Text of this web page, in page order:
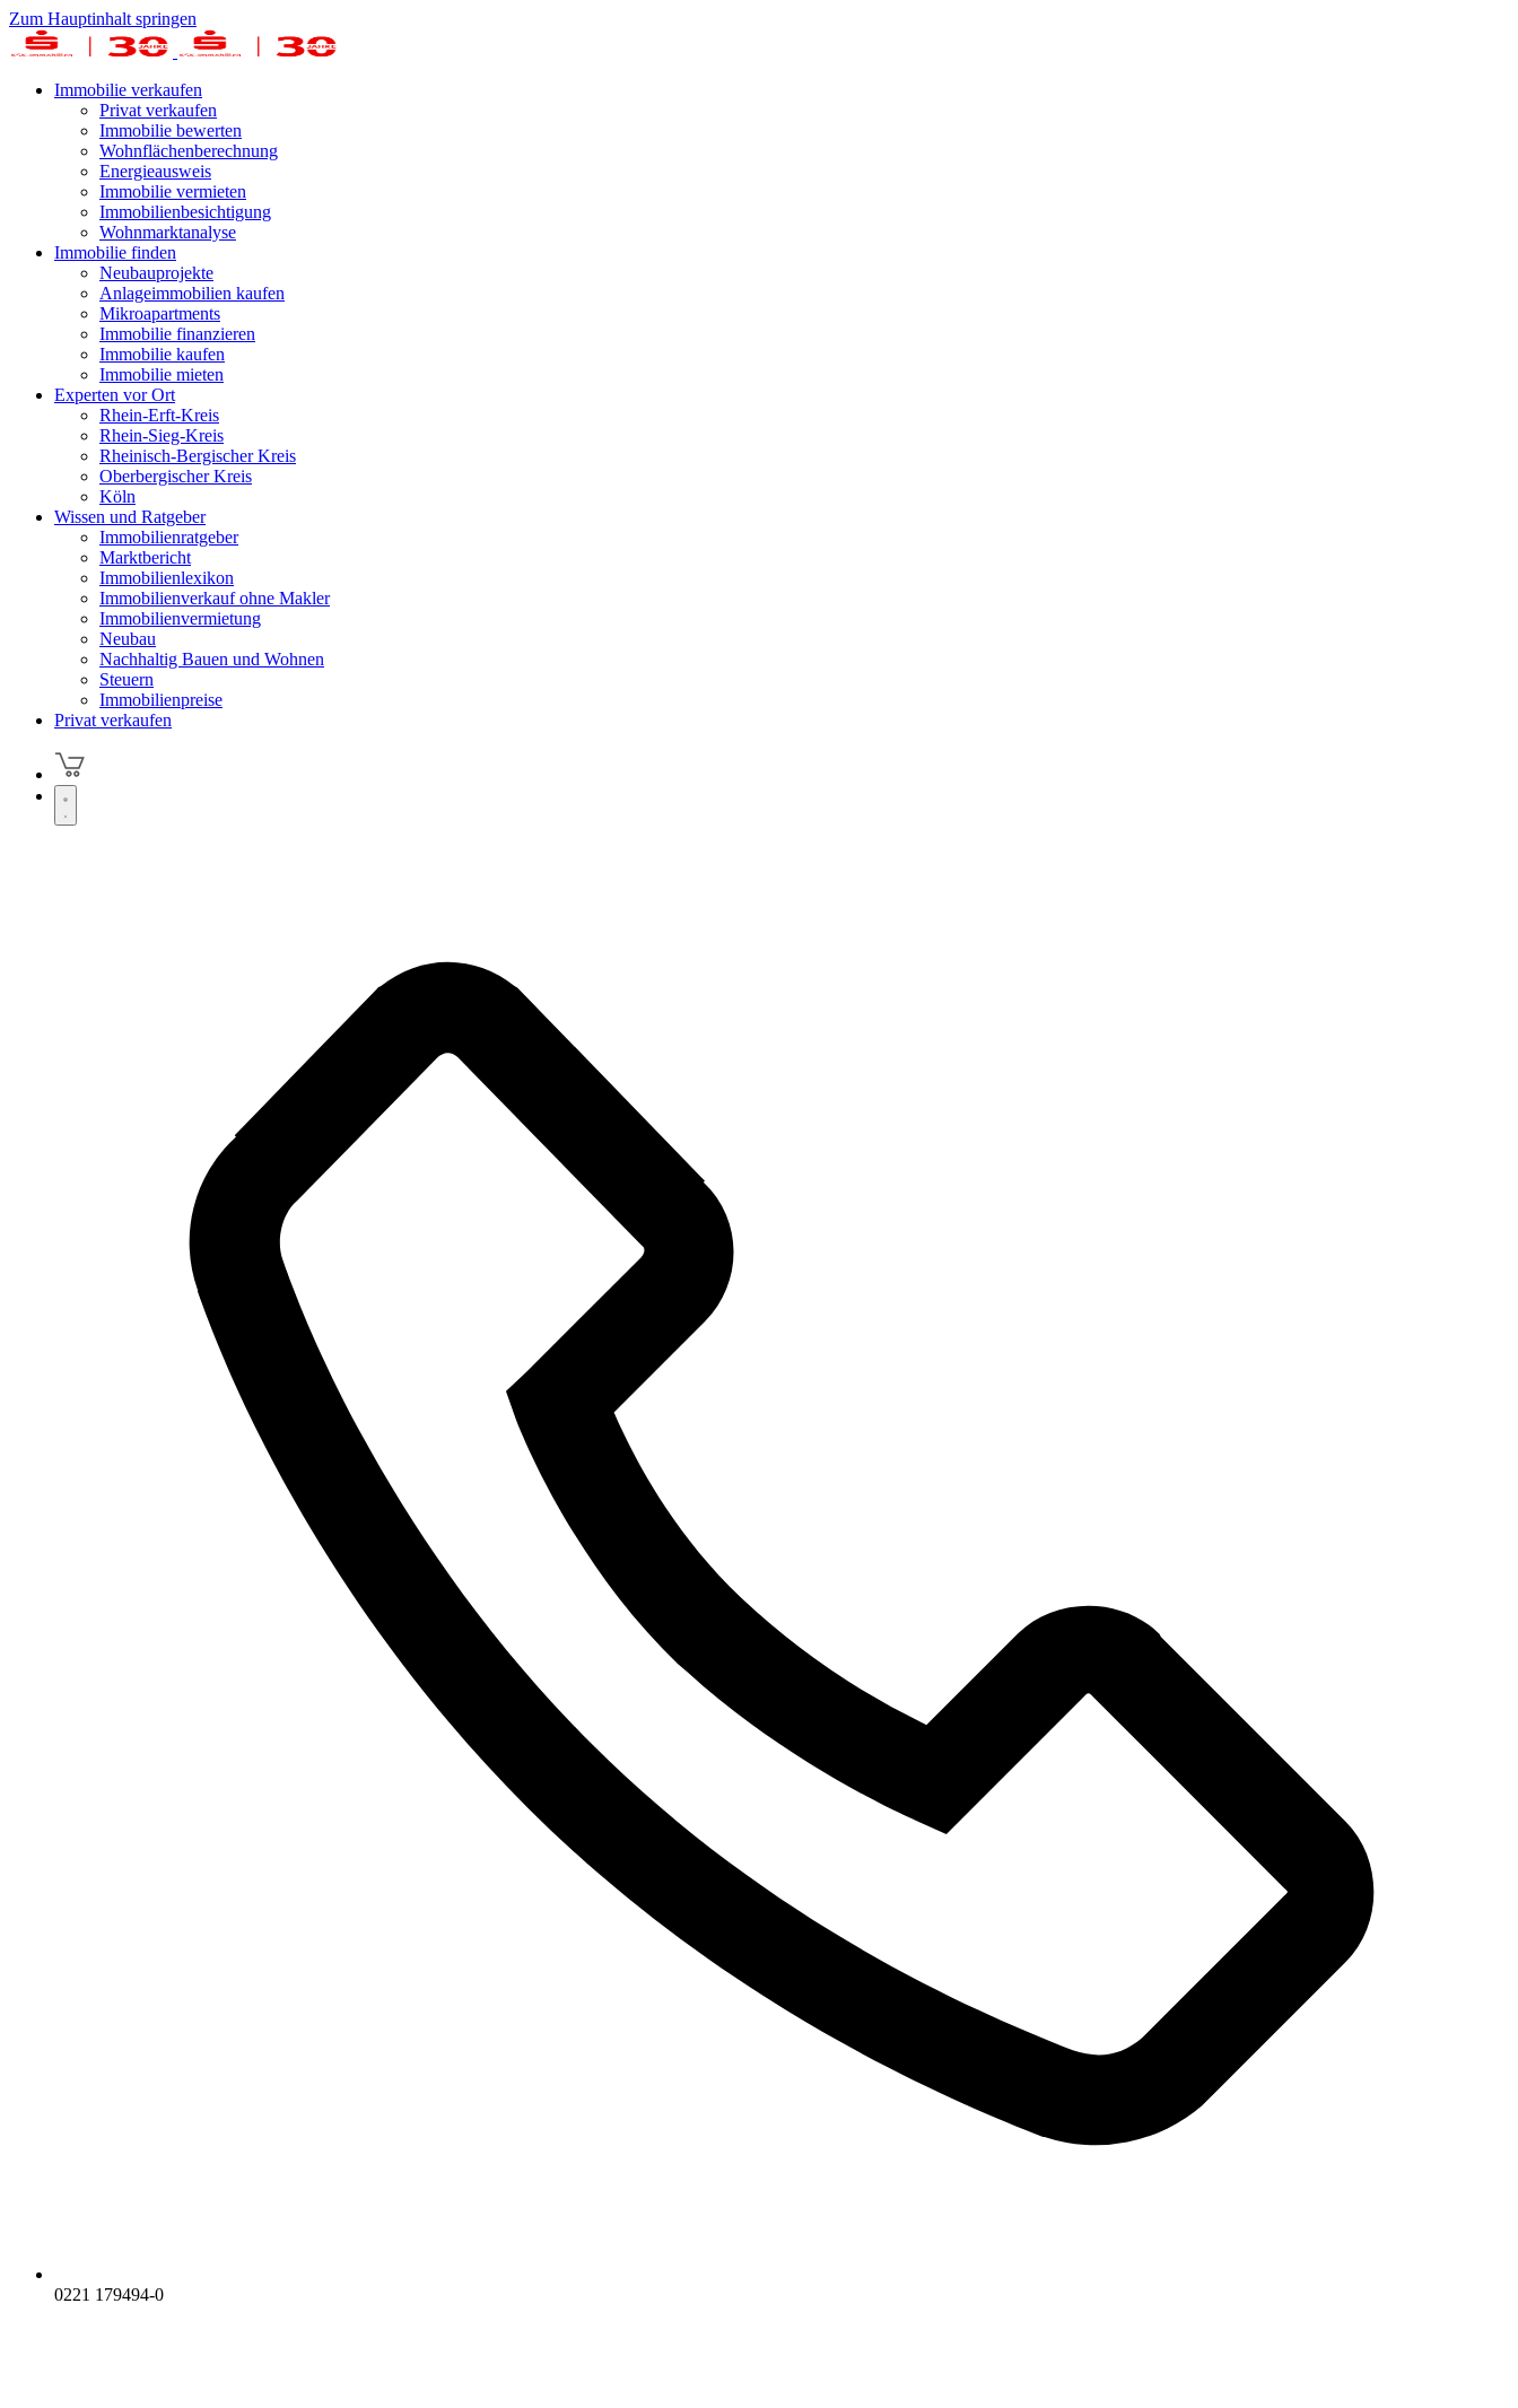
Zum Hauptinhalt springen
Immobilie verkaufen
Privat verkaufen
Immobilie bewerten
Wohnflächenberechnung
Energieausweis
Immobilie vermieten
Immobilienbesichtigung
Wohnmarktanalyse
Immobilie finden
Neubauprojekte
Anlageimmobilien kaufen
Mikroapartments
Immobilie finanzieren
Immobilie kaufen
Immobilie mieten
Experten vor Ort
Rhein-Erft-Kreis
Rhein-Sieg-Kreis
Rheinisch-Bergischer Kreis
Oberbergischer Kreis
Köln
Wissen und Ratgeber
Immobilienratgeber
Marktbericht
Immobilienlexikon
Immobilienverkauf ohne Makler
Immobilienvermietung
Neubau
Nachhaltig Bauen und Wohnen
Steuern
Immobilienpreise
Privat verkaufen
0221 179494-0